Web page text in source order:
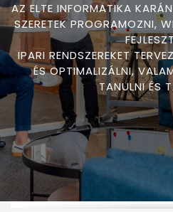
AZ ELTE INFORMATIKA
SZERETEK PROGRAMOZNI,
IPARI RENDSZEREKET
ÉS OPTIMALIZÁLNI,
TANULNI ÉS